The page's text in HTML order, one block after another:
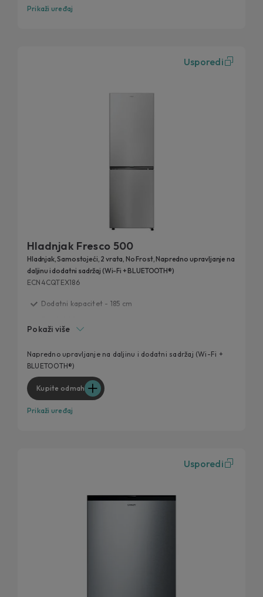
Prikaži uređaj
Usporedi
Hladnjak Fresco 500
Hladnjak, Samostojeći, 2 vrata, No Frost, Napredno upravljanje na
daljinu i dodatni sadržaj (Wi-Fi + BLUETOOTH®)
ECN4CQTEX186
Dodatni kapacitet - 185 cm
Dizajniran za svaku kuhinju
Panorama Light
Pokaži više
Napredno upravljanje na daljinu i dodatni sadržaj (Wi-Fi +
BLUETOOTH®)
Kupite odmah
Prikaži uređaj
Usporedi